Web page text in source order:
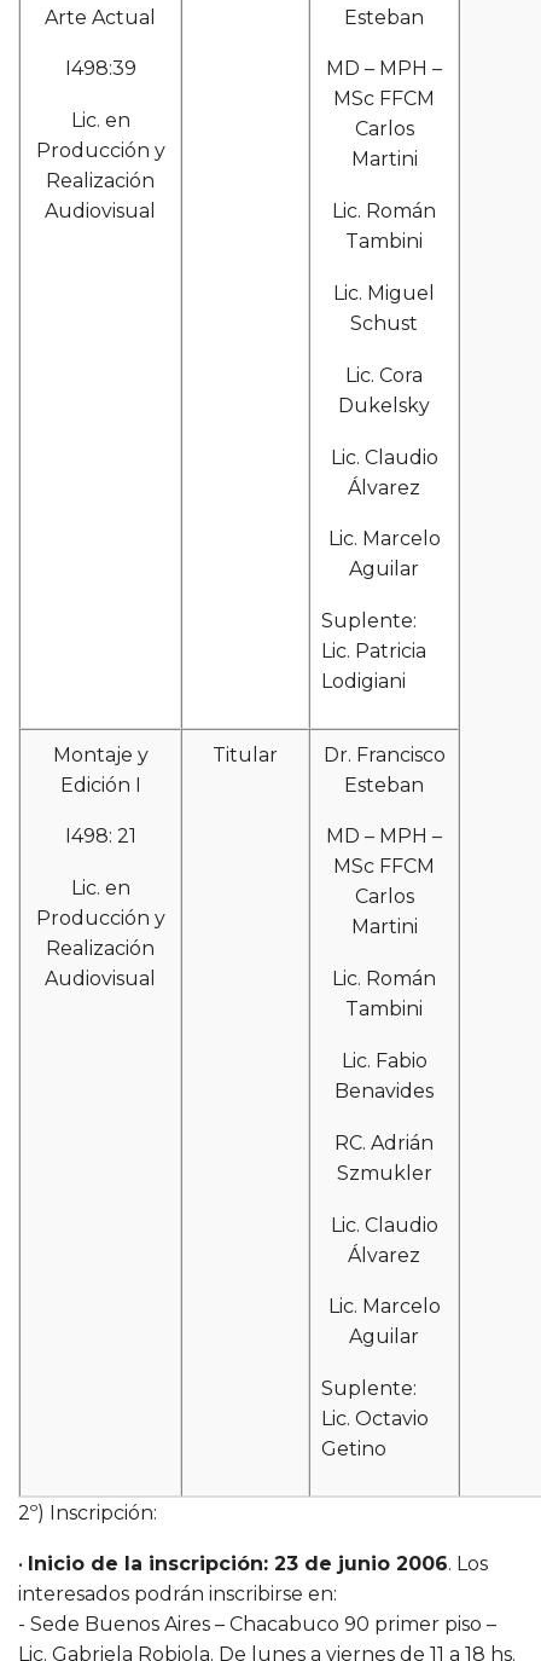
Arte Actual
I498:39
Lic. en
Producción y
Realización
Audiovisual
Esteban
MD – MPH –
MSc FFCM
Carlos
Martini
Lic. Román
Tambini
Lic. Miguel
Schust
Lic. Cora
Dukelsky
Lic. Claudio
Álvarez
Lic. Marcelo
Aguilar
Suplente:
Lic. Patricia
Lodigiani
Montaje y
Edición I
I498: 21
Lic. en
Producción y
Realización
Audiovisual
Titular
Dr. Francisco
Esteban
MD – MPH –
MSc FFCM
Carlos
Martini
Lic. Román
Tambini
Lic. Fabio
Benavides
RC. Adrián
Szmukler
Lic. Claudio
Álvarez
Lic. Marcelo
Aguilar
Suplente:
Lic. Octavio
Getino
2º) Inscripción:
• Inicio de la inscripción: 23 de junio 2006. Los
interesados podrán inscribirse en:
- Sede Buenos Aires – Chacabuco 90 primer piso –
Lic. Gabriela Robiola. De lunes a viernes de 11 a 18 hs.